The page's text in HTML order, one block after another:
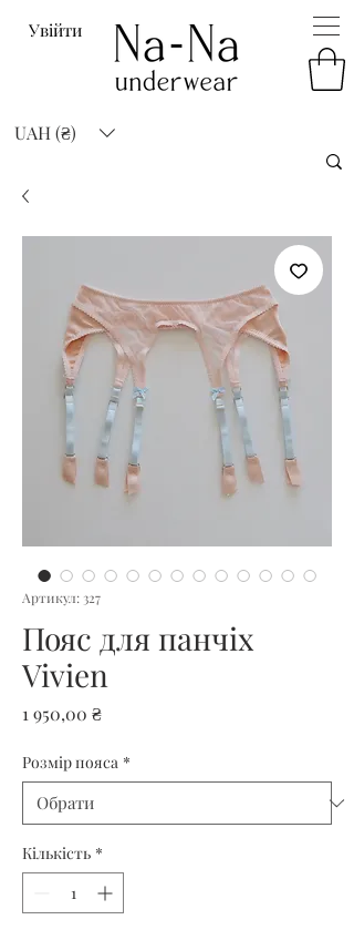
Увійти
UAH (₴)
Артикул: 327
Пояс для панчіх
Vivien
1 950,00 ₴Ціна
Розмір пояса *
Кількість *